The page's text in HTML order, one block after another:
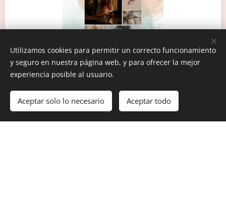
ISSN 3008-8550
Utilizamos cookies para permitir un correcto funcionamiento
y seguro en nuestra página web, y para ofrecer la mejor
experiencia posible al usuario.
Aceptar solo lo necesario Aceptar todo